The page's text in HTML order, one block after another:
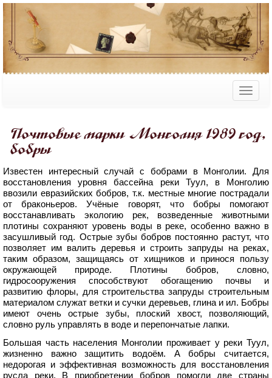
Почтовые марки Монголия 1989 год,
бобры
Известен интересный случай с бобрами в Монголии. Для
восстановления уровня бассейна реки Туул, в Монголию
ввозили евразийских бобров, т.к. местные многие пострадали
от браконьеров. Учёные говорят, что бобры помогают
восстанавливать экологию рек, возведенные животными
плотины сохраняют уровень воды в реке, особенно важно в
засушливый год. Острые зубы бобров постоянно растут, что
позволяет им валить деревья и строить запруды на реках,
таким образом, защищаясь от хищников и принося пользу
окружающей природе. Плотины бобров, словно,
гидросооружения способствуют обогащению почвы и
развитию флоры, для строительства запруды строительным
материалом служат ветки и сучки деревьев, глина и ил. Бобры
имеют очень острые зубы, плоский хвост, позволяющий,
словно руль управлять в воде и перепончатые лапки.
Большая часть населения Монголии проживает у реки Туул,
жизненно важно защитить водоём. А бобры считается,
недорогая и эффективная возможность для восстановления
русла реки. В приобретении бобров помогли две страны